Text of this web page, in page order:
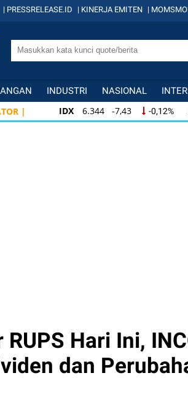
| PRESSRELEASE.ID | KINERJA EMITEN |
INDUSTRI NASIONAL
| IDX 6.344 -7,43 -0,12%
IDX 6.344 -7,43 -0,12%
Hari Ini,
dan